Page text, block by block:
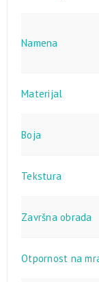
Namena
Materijal
Boja
Tekstura
Završna obrada
Otpornost na